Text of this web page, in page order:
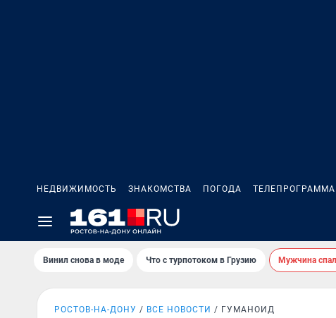
НЕДВИЖИМОСТЬ ЗНАКОМСТВА ПОГОДА ТЕЛЕПРОГРАММА
Винил снова в моде Что с турпотоком в Грузию Мужчина
РОСТОВ-НА-ДОНУ ВСЕ НОВОСТИ ГУМАНОИД